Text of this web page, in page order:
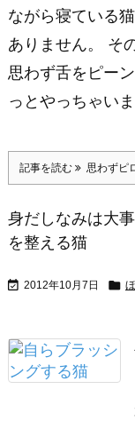
ながら寝ている
ありません。 そ
思わず舌をピー
っとやっちゃい
記事を読む 思わずピ
身だしなみは大
を整える猫
 2012年10月7日 